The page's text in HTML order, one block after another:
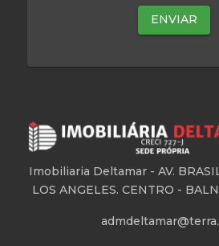
Imobiliaria Deltamar - AV.
LOS ANGELES. CENTRO -